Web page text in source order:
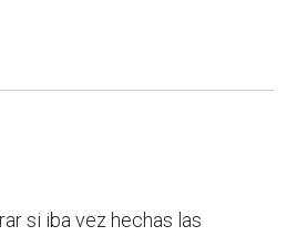
si iba vez hechas las